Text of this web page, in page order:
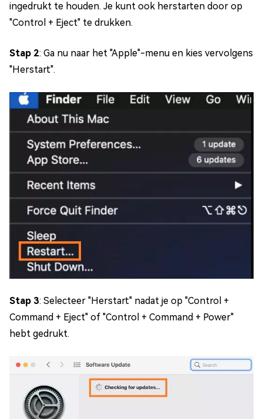
ingedrukt te houden. Je kunt ook herstarten door op
"Control + Eject" te drukken.
Stap 2: Ga nu naar het "Apple"-menu en kies vervolgens
"Herstart".
Stap 3: Selecteer "Herstart" nadat je op "Control +
Command + Eject" of "Control + Command + Power"
hebt gedrukt.